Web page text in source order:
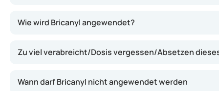
Wie wird Bricanyl angewendet?
Zu viel verabreicht/Dosis vergessen/Absetzen
Wann darf Bricanyl nicht angewendet werden